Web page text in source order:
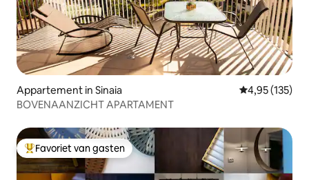
Appartement in Sinaia Gemiddelde
4,95 (135)
BOVENAANZICHT APARTAMENT
Topfavoriet van gasten
Favoriet van gasten